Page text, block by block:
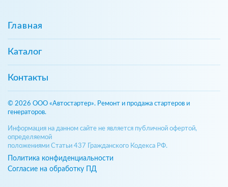
Главная
Каталог
Контакты
© 2026 ООО «Автостартер». Ремонт и продажа стартеров и
генераторов.
Информация на данном сайте не является публичной офертой,
определяемой
положениями Статьи 437 Гражданского Кодекса РФ.
Политика конфиденциальности
Согласие на обработку ПД